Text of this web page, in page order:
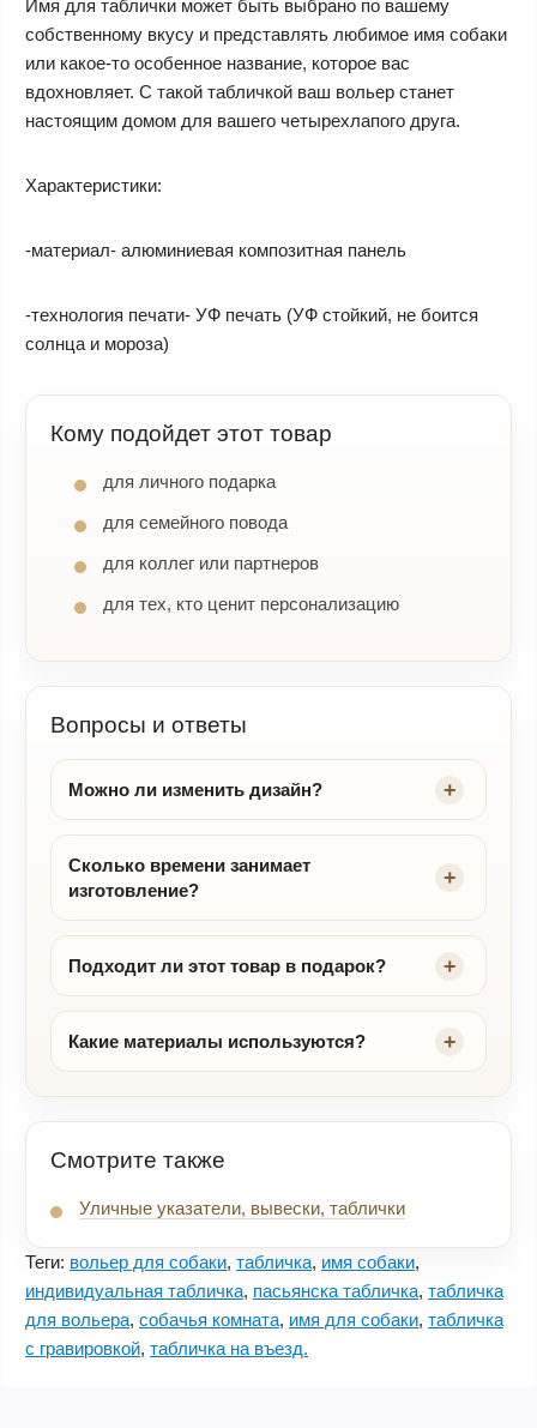
Имя для таблички может быть выбрано по вашему
собственному вкусу и представлять любимое имя собаки
или какое-то особенное название, которое вас
вдохновляет. С такой табличкой ваш вольер станет
настоящим домом для вашего четырехлапого друга.
Характеристики:
-материал- алюминиевая композитная панель
-технология печати- УФ печать (УФ стойкий, не боится
солнца и мороза)
Кому подойдет этот товар
для личного подарка
для семейного повода
для коллег или партнеров
для тех, кто ценит персонализацию
Вопросы и ответы
Можно ли изменить дизайн?
Сколько времени занимает
изготовление?
Подходит ли этот товар в подарок?
Какие материалы используются?
Смотрите также
Уличные указатели, вывески, таблички
Теги: вольер для собаки, табличка, имя собаки,
индивидуальная табличка, пасьянска табличка, табличка
для вольера, собачья комната, имя для собаки, табличка
с гравировкой, табличка на въезд.